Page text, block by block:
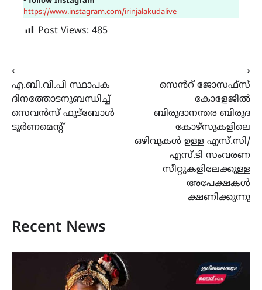
https://www.instagram.com/irinjalakudalive
Post Views: 485
Post
navigation
⟵
എ.ബി.വി.പി സ്ഥാപക
ദിനത്തോടനുബന്ധിച്ച്
സെവൻസ് ഫുട്ബോൾ
ടൂർണമെന്‍റ്
സെൻറ് ജോസഫ്സ്
കോളേജിൽ
ബിരുദാനന്തര ബിരുദ
കോഴ്സുകളിലെ
ഒഴിവുകൾ ഉള്ള എസ്.സി/
എസ്.ടി സംവരണ
സീറ്റുകളിലേക്കുള്ള
അപേക്ഷകൾ
ക്ഷണിക്കുന്നു
⟶
Recent News